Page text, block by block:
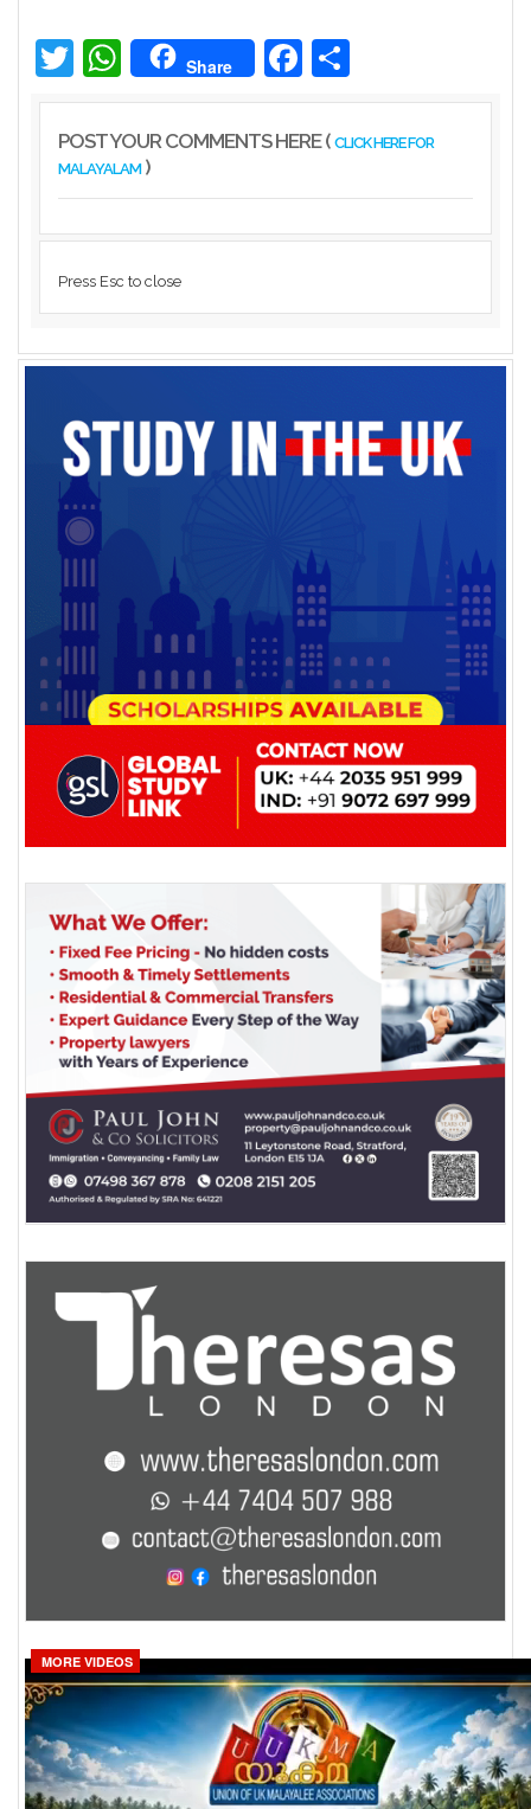
Associations
Twitter WhatsAppShare Facebook
POST YOUR COMMENTS HERE ( CLICK HERE FOR
MALAYALAM)
Press Esc to close
MORE VIDEOS